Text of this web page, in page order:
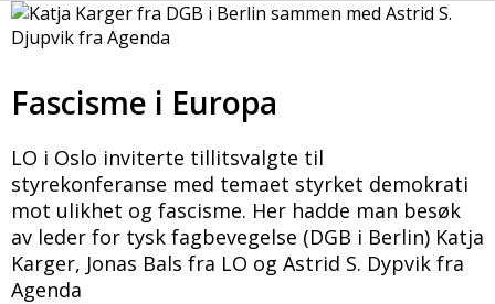
Fascisme i Europa
LO i Oslo inviterte tillitsvalgte til
styrekonferanse med temaet styrket demokrati
mot ulikhet og fascisme. Her hadde man besøk
av leder for tysk fagbevegelse (DGB i Berlin) Katja
Karger, Jonas Bals fra LO og Astrid S. Dypvik fra
Agenda